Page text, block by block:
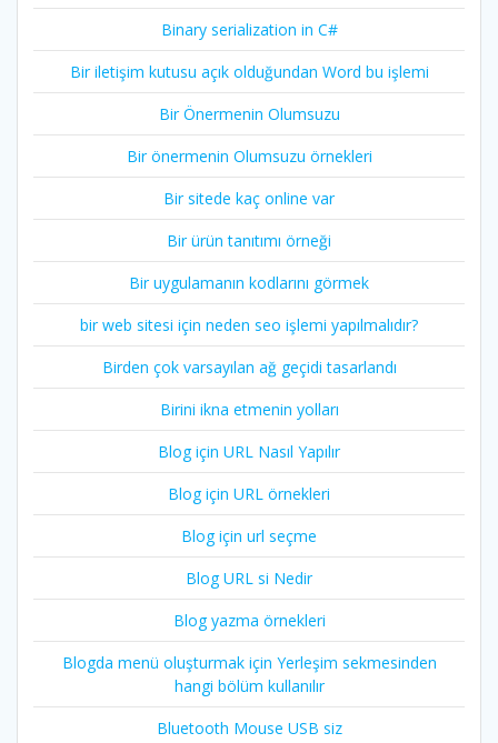
Binary serialization in C#
Bir iletişim kutusu açık olduğundan Word bu işlemi
Bir Önermenin Olumsuzu
Bir önermenin Olumsuzu örnekleri
Bir sitede kaç online var
Bir ürün tanıtımı örneği
Bir uygulamanın kodlarını görmek
bir web sitesi için neden seo işlemi yapılmalıdır?
Birden çok varsayılan ağ geçidi tasarlandı
Birini ikna etmenin yolları
Blog için URL Nasıl Yapılır
Blog için URL örnekleri
Blog için url seçme
Blog URL si Nedir
Blog yazma örnekleri
Blogda menü oluşturmak için Yerleşim sekmesinden
hangi bölüm kullanılır
Bluetooth Mouse USB siz